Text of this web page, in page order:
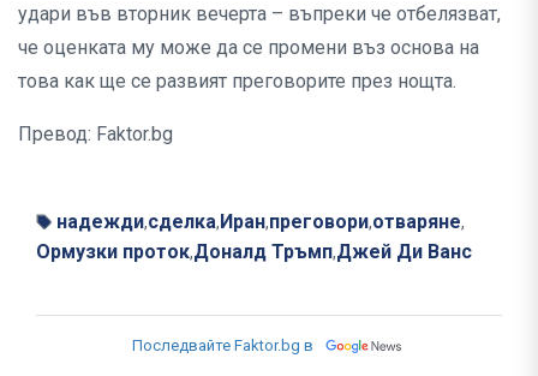
удари във вторник вечерта – въпреки че отбелязват,
че оценката му може да се промени въз основа на
това как ще се развият преговорите през нощта.
Превод: Faktor.bg
надежди,сделка, Иран,преговори,отваряне,
Ормузки проток,Доналд Тръмп,Джей Ди Ванс
Последвайте Faktor.bg в